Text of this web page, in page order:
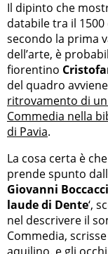
Il dipinto che
databile tra il 1500
secondo la prima
dell’arte, è
fiorentino
del quadro
ritrovamento di
Commedia nella
di Pavia.
La cosa certa è
prende spunto
Giovanni
laude di Dente‘,
nel descrivere il
Commedia,